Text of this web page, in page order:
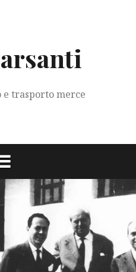
e trasporto merce